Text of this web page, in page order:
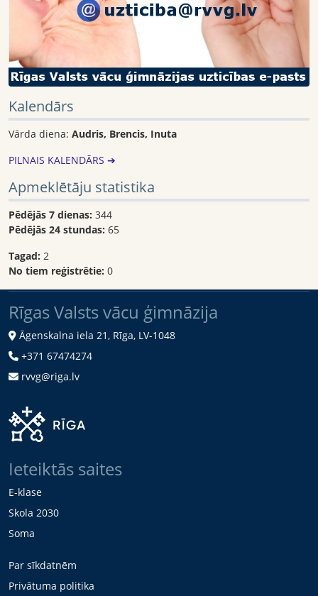
Kalendārs
Vārda diena: Audris, Brencis, Inuta
PILNAIS KALENDĀRS ➔
Apmeklētāju statistika
Pēdējās 7 dienas: 344
Pēdējās 24 stundas: 65
Tagad: 2
No tiem reģistrētie: 0
Rīgas Valsts vācu ģimnāzija
Āgenskalna iela 21, Rīga, LV-1048
+371 67474274
rvvg@riga.lv
Ieteiktās saites
E-klase
Skola 2030
Soma
Par sīkdatnēm
Privātuma politika